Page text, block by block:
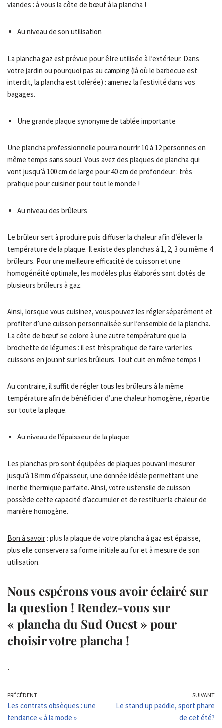
viandes : à vous la côte de bœuf à la plancha !
Au niveau de son utilisation
La plancha gaz est prévue pour être utilisée à l’extérieur. Dans
votre jardin ou pourquoi pas au camping (là où le barbecue est
interdit, la plancha est tolérée) : amenez la festivité dans vos
bagages.
Une grande plaque synonyme de tablée importante
Une plancha professionnelle pourra nourrir 10 à 12 personnes en
même temps sans souci. Vous avez des plaques de plancha qui
vont jusqu’à 100 cm de large pour 40 cm de profondeur : très
pratique pour cuisiner pour tout le monde !
Au niveau des brûleurs
Le brûleur sert à produire puis diffuser la chaleur afin d’élever la
température de la plaque. Il existe des planchas à 1, 2, 3 ou même 4
brûleurs. Pour une meilleure efficacité de cuisson et une
homogénéité optimale, les modèles plus élaborés sont dotés de
plusieurs brûleurs à gaz.
Ainsi, lorsque vous cuisinez, vous pouvez les régler séparément et
profiter d’une cuisson personnalisée sur l’ensemble de la plancha.
La côte de bœuf se colore à une autre température que la
brochette de légumes : il est très pratique de faire varier les
cuissons en jouant sur les brûleurs. Tout cuit en même temps !
Au contraire, il suffit de régler tous les brûleurs à la même
température afin de bénéficier d’une chaleur homogène, répartie
sur toute la plaque.
Au niveau de l’épaisseur de la plaque
Les planchas pro sont équipées de plaques pouvant mesurer
jusqu’à 18 mm d’épaisseur, une donnée idéale permettant une
inertie thermique parfaite. Ainsi, votre ustensile de cuisson
possède cette capacité d’accumuler et de restituer la chaleur de
manière homogène.
Bon à savoir : plus la plaque de votre plancha à gaz est épaisse,
plus elle conservera sa forme initiale au fur et à mesure de son
utilisation.
Nous espérons vous avoir éclairé sur
la question ! Rendez-vous sur
« plancha du Sud Ouest » pour
choisir votre plancha !
-
PRÉCÉDENT
Les contrats obsèques : une
tendance « à la mode »
SUIVANT
Le stand up paddle, sport phare
de cet été?